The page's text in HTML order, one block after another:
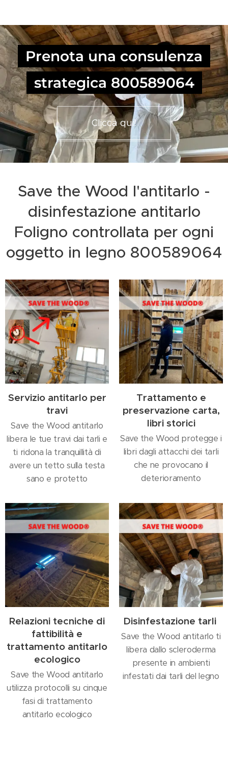
Prenota una consulenza
strategica 800589064
Clicca qui!
Save the Wood l'antitarlo -
disinfestazione antitarlo
Foligno controllata per ogni
oggetto in legno 800589064
Servizio antitarlo per
travi
Save the Wood antitarlo
libera le tue travi dai tarli e
ti ridona la tranquillità di
avere un tetto sulla testa
sano e protetto
Trattamento e
preservazione carta,
libri storici
Save the Wood protegge i
libri dagli attacchi dei tarli
che ne provocano il
deterioramento
Relazioni tecniche di
fattibilità e
trattamento antitarlo
ecologico
Save the Wood antitarlo
utilizza protocolli su cinque
fasi di trattamento
antitarlo ecologico
Disinfestazione tarli
Save the Wood antitarlo ti
libera dallo scleroderma
presente in ambienti
infestati dai tarli del legno